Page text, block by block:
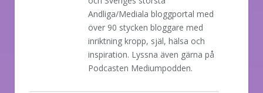
Andliga/Mediala bloggportal med
över 90 stycken bloggare med
inriktning kropp, själ, hälsa och
inspiration. Lyssna även gärna på
Podcasten Mediumpodden.